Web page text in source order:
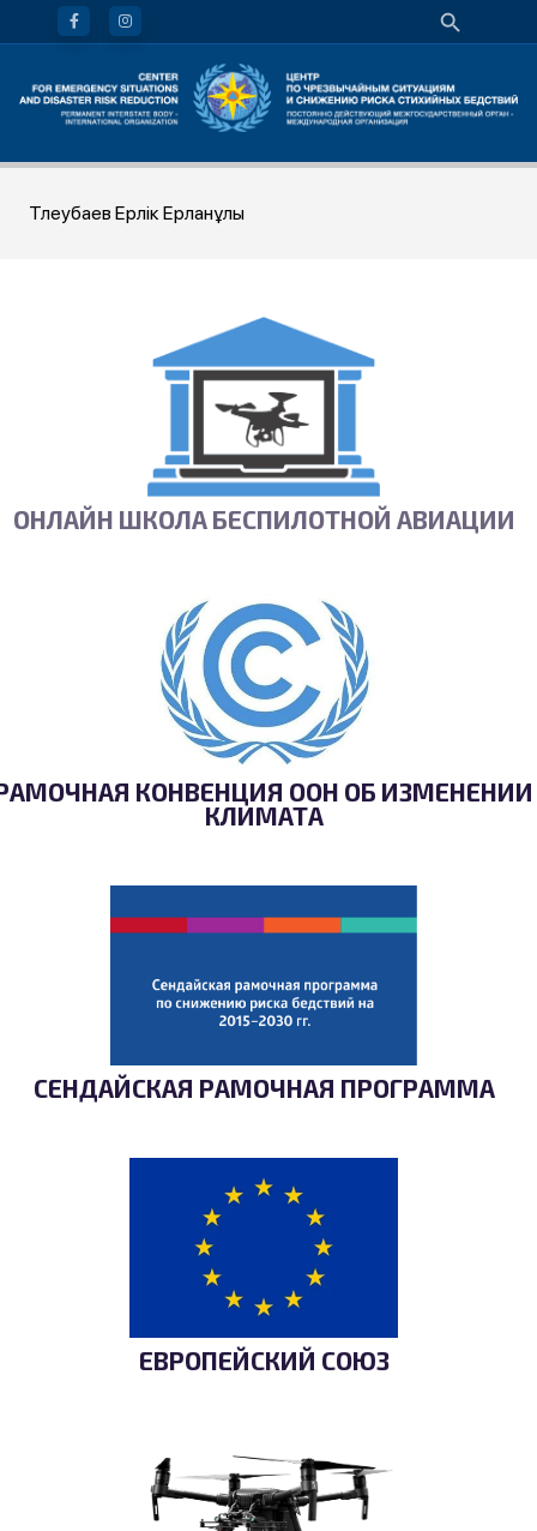
Тлеубаев Ерлік Ерланұлы
ОНЛАЙН ШКОЛА БЕСПИЛОТНОЙ АВИАЦИИ
КОНВЕНЦИЯ ООН ОБ ИЗМЕНЕНИИ
КЛИМАТА
СЕНДАЙСКАЯ РАМОЧНАЯ ПРОГРАММА
ЕВРОПЕЙСКИЙ СОЮЗ